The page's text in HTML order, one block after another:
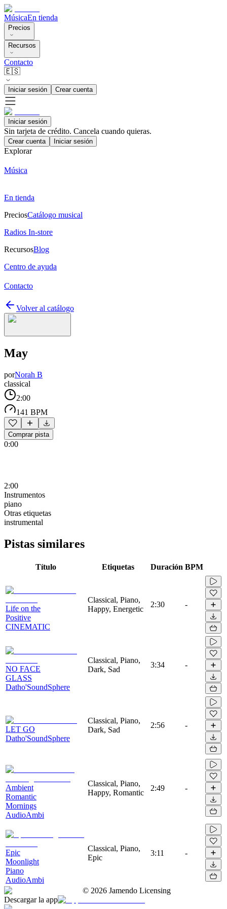
MúsicaEn tienda
Precios
Recursos
Contacto
🇪🇸
Iniciar sesión Crear cuenta
Iniciar sesión
Sin tarjeta de crédito. Cancela cuando quieras.
Crear cuenta Iniciar sesión
Explorar
Música
En tienda
PreciosCatálogo musical
Radios In-store
RecursosBlog
Centro de ayuda
Contacto
Volver al catálogo
May
porNorah B
classical
2:00
141 BPM
Comprar pista
0:00
2:00
Instrumentos
piano
Otras etiquetas
instrumental
Pistas similares
Título Etiquetas Duración BPM
Life on the
Positive
CINEMATIC
Classical, Piano,
Happy, Energetic
2:30 -
NO FACE
GLASS
Datho'SoundSphere
Classical, Piano,
Dark, Sad
3:34 -
LET GO
Datho'SoundSphere
Classical, Piano,
Dark, Sad
2:56 -
Ambient
Romantic
Mornings
AudioAmbi
Classical, Piano,
Happy, Romantic
2:49 -
Epic
Moonlight
Piano
AudioAmbi
Classical, Piano,
Epic
3:11 -
© 2026 Jamendo Licensing
Descargar la app